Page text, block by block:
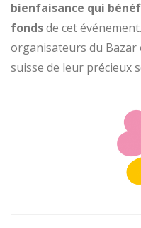
bienfaisance qui
fondsde cet
organisateurs du Bazar
suisse de leur précieux